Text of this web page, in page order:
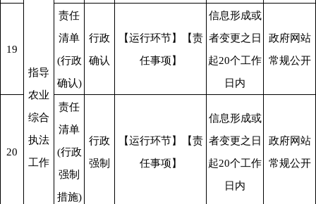
指导
农业
综合
执法
工作
19
责任
清单
(行政
确认)
行政
确认
【运行环节】【责
任事项】
信息形成或
者变更之日
起20个工作
日内
政府网站
常规公开
20
责任
清单
(行政
强制
措施)
行政
强制
【运行环节】【责
任事项】
信息形成或
者变更之日
起20个工作
日内
政府网站
常规公开